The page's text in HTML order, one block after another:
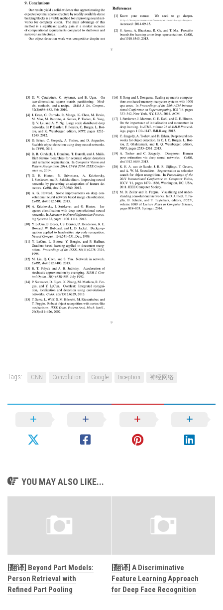
Tags: CNN Convolution Google Inception 神经网络
YOU MAY ALSO LIKE...
[翻译] Beyond Part Models:
Person Retrieval with
Refined Part Pooling
[翻译] A Discriminative
Feature Learning Approach
for Deep Face Recognition